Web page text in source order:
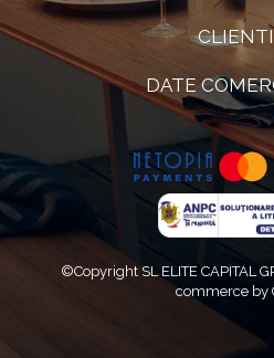
DATE
©Copyright SL ELITE CAPITAL
commerce by